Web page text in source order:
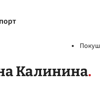
Калинина